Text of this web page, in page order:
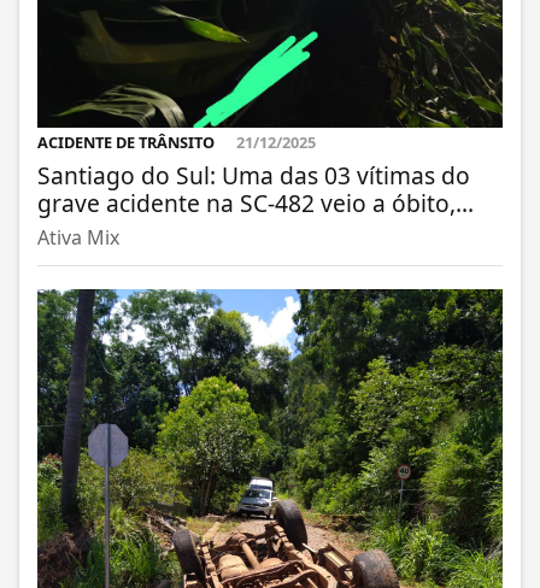
ACIDENTE DE TRÂNSITO 21/12/2025
Santiago do Sul: Uma das 03 vítimas do
grave acidente na SC-482 veio a óbito,...
Ativa Mix